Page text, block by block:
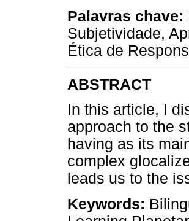
Palavras chave:
Subjetividade,
Ética de
ABSTRACT
In this article, I
approach to the
having as its
complex
leads us to the
Keywords: